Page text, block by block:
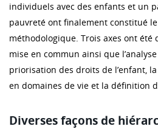
individuels avec des enfants et un
pauvreté ont finalement constitué
méthodologique. Trois axes ont
mise en commun ainsi que
priorisation des droits de l’enfant,
en domaines de vie et la définition
Diverses façons de